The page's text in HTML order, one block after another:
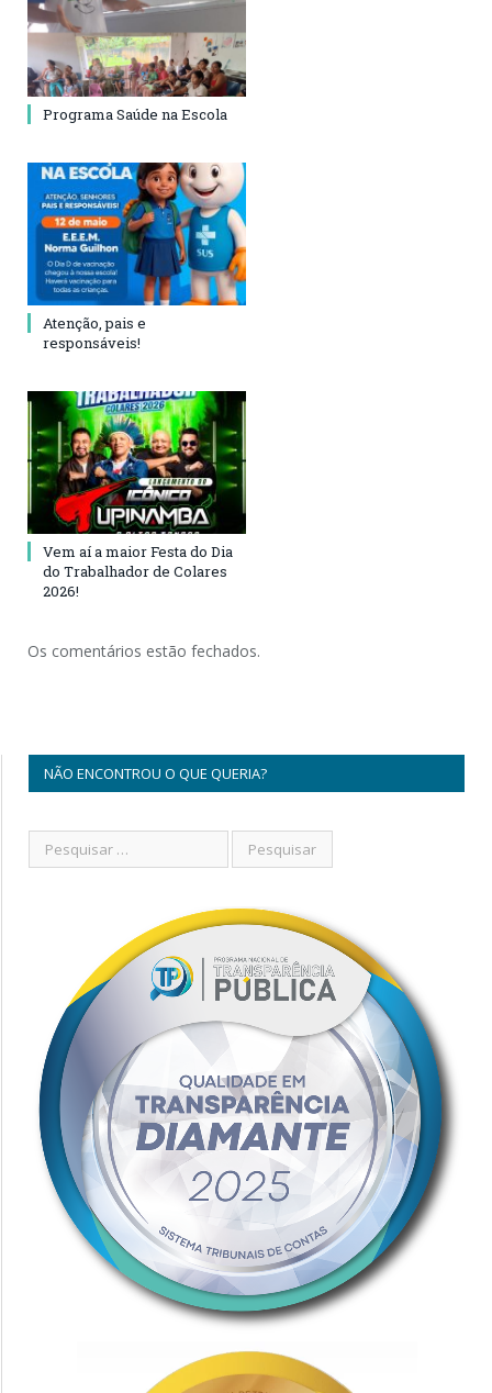
Programa Saúde na Escola
Atenção, pais e
responsáveis!
Vem aí a maior Festa do Dia
do Trabalhador de Colares
2026!
Os comentários estão fechados.
NÃO ENCONTROU O QUE QUERIA?